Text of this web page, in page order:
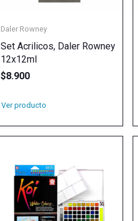
Daler Rowney
Set Acrilicos, Daler Rowney
12x12ml
$8.900
Ver producto